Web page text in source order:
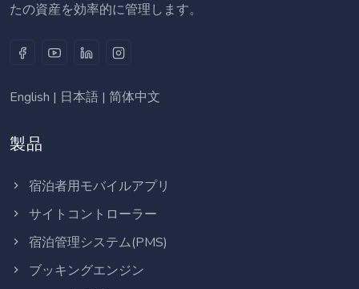
たの資産を効率的に管理します。
English | 日本語 | 简体中文
製品
宿泊者用モバイルアプリ
サイトコントローラー
宿泊管理システム(PMS)
ブッキングエンジン